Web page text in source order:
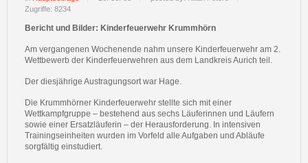
Zugriffe: 8234
Bericht und Bilder: Kinderfeuerwehr Krummhörn
Am vergangenen Wochenende nahm unsere Kinderfeuerwehr am 2.
Wettbewerb der Kinderfeuerwehren aus dem Landkreis Aurich teil.
Der diesjährige Austragungsort war Hage.
Die Krummhörner Kinderfeuerwehr stellte sich mit einer
Wettkampfgruppe – bestehend aus sechs Läuferinnen und Läufern
sowie einer Ersatzläuferin – der Herausforderung. In intensiven
Trainingseinheiten wurden im Vorfeld alle Aufgaben und Abläufe
sorgfältig einstudiert.